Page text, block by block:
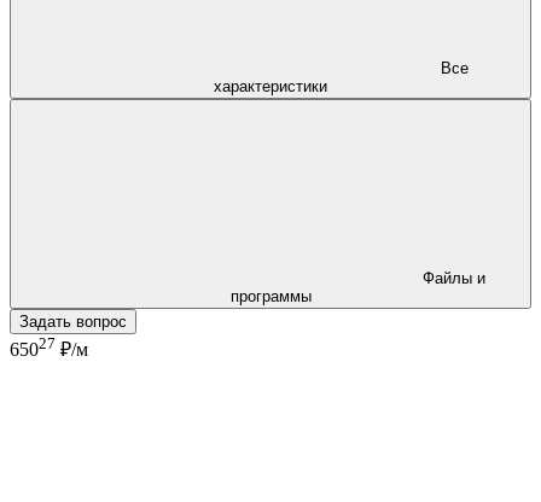
характеристики
программы
Задать вопрос
65027 ₽/м